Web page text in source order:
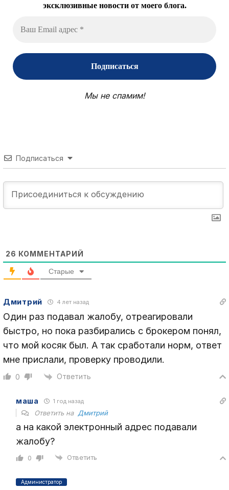
эксклюзивные новости от моего блога.
Мы не спамим!
Подписаться
26 КОММЕНТАРИЙ
Старые
Дмитрий 4 лет назад
Один раз подавал жалобу, отреагировали
быстро, но пока разбирались с брокером понял,
что мой косяк был. А так сработали норм, ответ
мне прислали, проверку проводили.
0 Ответить
маша 1 год назад
Ответить на Дмитрий
а на какой электронный адрес подавали
жалобу?
0 Ответить
Администратор